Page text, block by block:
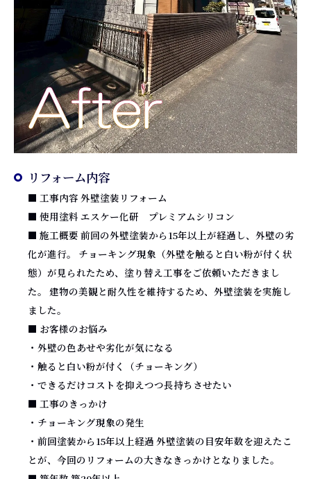
リフォーム内容
■ 工事内容 外壁塗装リフォーム
■ 使用塗料 エスケー化研 プレミアムシリコン
■ 施工概要 前回の外壁塗装から15年以上が経過し、外壁の劣
化が進行。 チョーキング現象（外壁を触ると白い粉が付く状
態）が見られたため、塗り替え工事をご依頼いただきまし
た。 建物の美観と耐久性を維持するため、外壁塗装を実施し
ました。
■ お客様のお悩み
・外壁の色あせや劣化が気になる
・触ると白い粉が付く（チョーキング）
・できるだけコストを抑えつつ長持ちさせたい
■ 工事のきっかけ
・チョーキング現象の発生
・前回塗装から15年以上経過 外壁塗装の目安年数を迎えたこ
とが、今回のリフォームの大きなきっかけとなりました。